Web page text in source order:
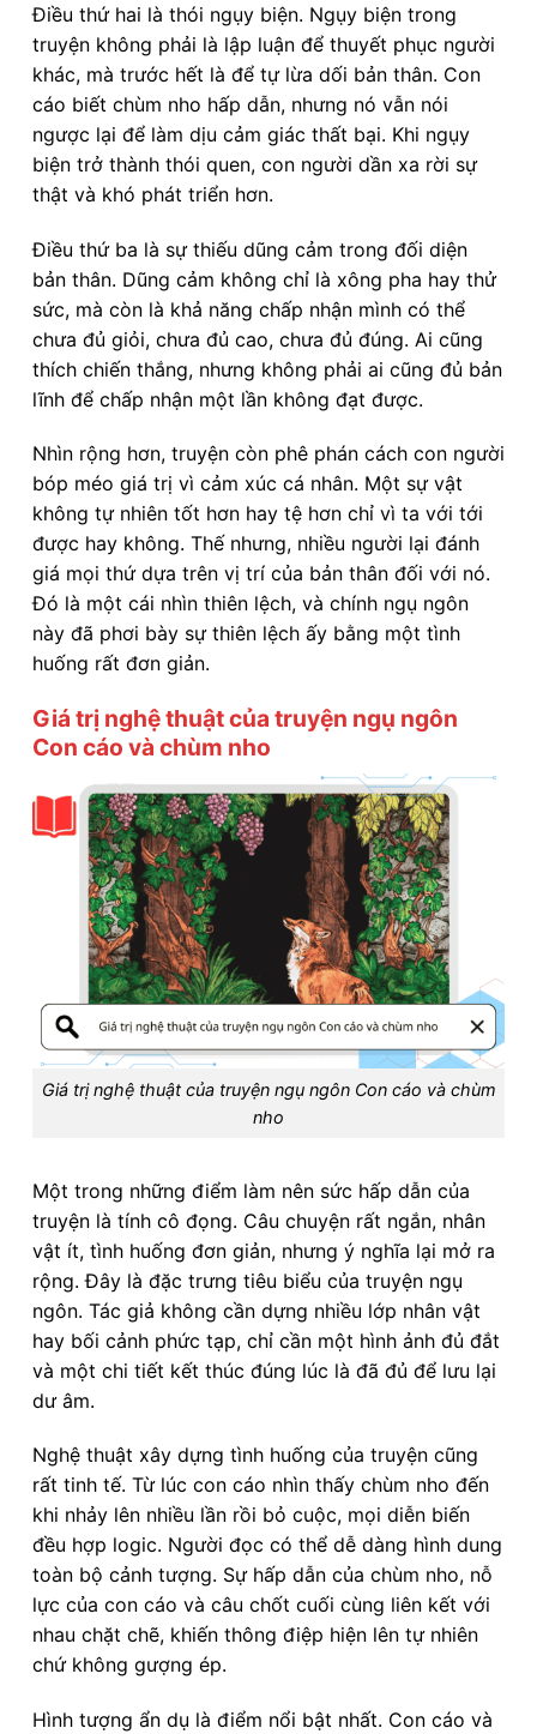
Điều thứ hai là thói ngụy biện. Ngụy biện trong
truyện không phải là lập luận để thuyết phục người
khác, mà trước hết là để tự lừa dối bản thân. Con
cáo biết chùm nho hấp dẫn, nhưng nó vẫn nói
ngược lại để làm dịu cảm giác thất bại. Khi ngụy
biện trở thành thói quen, con người dần xa rời sự
thật và khó phát triển hơn.
Điều thứ ba là sự thiếu dũng cảm trong đối diện
bản thân. Dũng cảm không chỉ là xông pha hay thử
sức, mà còn là khả năng chấp nhận mình có thể
chưa đủ giỏi, chưa đủ cao, chưa đủ đúng. Ai cũng
thích chiến thắng, nhưng không phải ai cũng đủ bản
lĩnh để chấp nhận một lần không đạt được.
Nhìn rộng hơn, truyện còn phê phán cách con người
bóp méo giá trị vì cảm xúc cá nhân. Một sự vật
không tự nhiên tốt hơn hay tệ hơn chỉ vì ta với tới
được hay không. Thế nhưng, nhiều người lại đánh
giá mọi thứ dựa trên vị trí của bản thân đối với nó.
Đó là một cái nhìn thiên lệch, và chính ngụ ngôn
này đã phơi bày sự thiên lệch ấy bằng một tình
huống rất đơn giản.
Giá trị nghệ thuật của truyện ngụ ngôn
Con cáo và chùm nho
Giá trị nghệ thuật của truyện ngụ ngôn Con cáo và chùm
nho
Một trong những điểm làm nên sức hấp dẫn của
truyện là tính cô đọng. Câu chuyện rất ngắn, nhân
vật ít, tình huống đơn giản, nhưng ý nghĩa lại mở ra
rộng. Đây là đặc trưng tiêu biểu của truyện ngụ
ngôn. Tác giả không cần dựng nhiều lớp nhân vật
hay bối cảnh phức tạp, chỉ cần một hình ảnh đủ đắt
và một chi tiết kết thúc đúng lúc là đã đủ để lưu lại
dư âm.
Nghệ thuật xây dựng tình huống của truyện cũng
rất tinh tế. Từ lúc con cáo nhìn thấy chùm nho đến
khi nhảy lên nhiều lần rồi bỏ cuộc, mọi diễn biến
đều hợp logic. Người đọc có thể dễ dàng hình dung
toàn bộ cảnh tượng. Sự hấp dẫn của chùm nho, nỗ
lực của con cáo và câu chốt cuối cùng liên kết với
nhau chặt chẽ, khiến thông điệp hiện lên tự nhiên
chứ không gượng ép.
Hình tượng ẩn dụ là điểm nổi bật nhất. Con cáo và